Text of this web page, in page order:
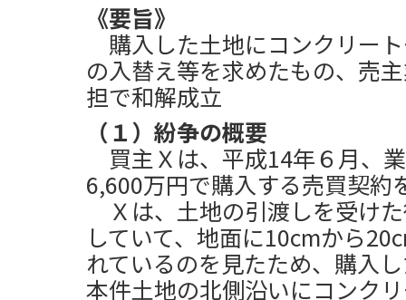
《要旨》
購入した土地にコンクリー
の入替え等を求めたもの、売
担で和解成立
（１）紛争の概要
買主Ｘは、平成14年６月、
6,600万円で購入する売買契約
Ｘは、土地の引渡しを受け
していて、地面に10cmから
れているのを見たため、購入
本件土地の北側沿いにコンク